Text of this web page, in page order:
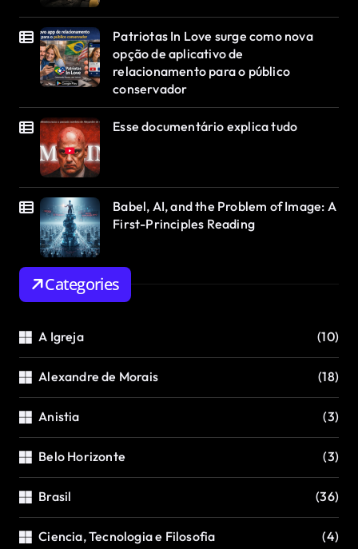
Patriotas In Love surge como nova
opção de aplicativo de
relacionamento para o público
conservador
Esse documentário explica tudo
Babel, AI, and the Problem of Image: A
First-Principles Reading
Categories
A Igreja (10)
Alexandre de Morais (18)
Anistia (3)
Belo Horizonte (3)
Brasil (36)
Ciencia, Tecnologia e Filosofia (4)